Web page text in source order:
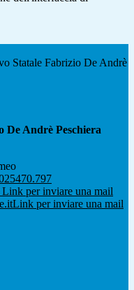
Statale Fabrizio De Andrè
De Andrè Peschiera
Link per inviare una mail
Link per inviare una mail